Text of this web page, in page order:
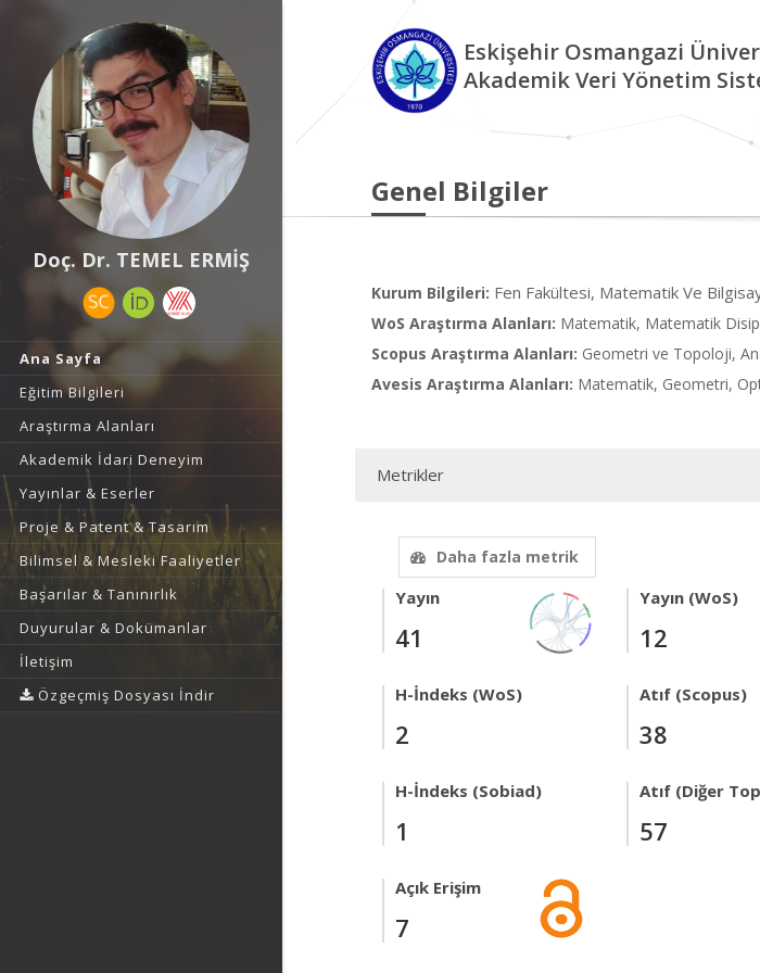
Doç. Dr. TEMEL ERMİŞ
Ana Sayfa
Eğitim Bilgileri
Araştırma Alanları
Akademik İdari Deneyim
Yayınlar & Eserler
Proje & Patent & Tasarım
Bilimsel & Mesleki Faaliyetler
Başarılar & Tanınırlık
Duyurular & Dokümanlar
İletişim
Özgeçmiş Dosyası İndir
Eskişehir Osmangazi
Akademik Veri Yönetim
Genel Bilgiler
Kurum Bilgileri: Fen Fakültesi, Matematik Ve
WoS Araştırma Alanları: Matematik, Matematik
Scopus Araştırma Alanları: Geometri ve Topoloji,
Avesis Araştırma Alanları: Matematik, Geometri,
Metrikler
Daha fazla metrik
Yayın
41
Yayın (WoS)
12
H-İndeks (WoS)
2
Atıf (Scopus)
38
H-İndeks (Sobiad)
1
Atıf (Diğer
57
Açık Erişim
7